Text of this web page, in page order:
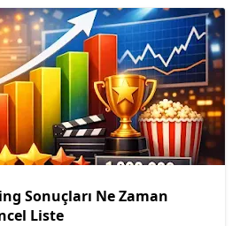
Sonuçları Ne Zaman
Liste